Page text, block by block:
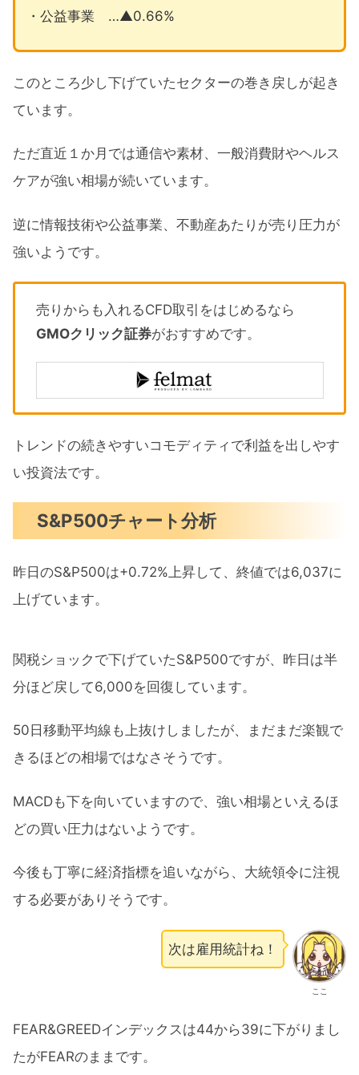
・公益事業 …▲0.66%
このところ少し下げていたセクターの巻き戻しが起き
ています。
ただ直近１か月では通信や素材、一般消費財やヘルス
ケアが強い相場が続いています。
逆に情報技術や公益事業、不動産あたりが売り圧力が
強いようです。
売りからも入れるCFD取引をはじめるなら
GMOクリック証券がおすすめです。
トレンドの続きやすいコモディティで利益を出しやす
い投資法です。
S&P500チャート分析
昨日のS&P500は+0.72%上昇して、終値では6,037に
上げています。
関税ショックで下げていたS&P500ですが、昨日は半
分ほど戻して6,000を回復しています。
50日移動平均線も上抜けしましたが、まだまだ楽観で
きるほどの相場ではなさそうです。
MACDも下を向いていますので、強い相場といえるほ
どの買い圧力はないようです。
今後も丁寧に経済指標を追いながら、大統領令に注視
する必要がありそうです。
ここ
次は雇用統計ね！
FEAR&GREEDインデックスは44から39に下がりまし
たがFEARのままです。